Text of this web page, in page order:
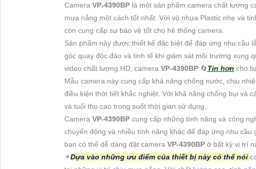
Camera VP-4390BP là một sản phẩm camera chất lượng
mưa nắng một cách tốt nhất. Với vỏ nhựa Plastic nhẹ và
còn cung cấp sự bảo vệ tốt cho hệ thống camera.
Sản phẩm này được thiết kế đặc biệt để đáp ứng nhu cầu
góc quay độc đáo và tinh tế khi giám sát môi trường xung
video chất lượng HD, camera VP-4390BP 🔄Tin hơn cho
Mẫu camera này cung cấp khả năng chống nước, chịu
điều kiện thời tiết khắc nghiệt. Với khả năng chống bụi và
và tuổi thọ cao trong suốt thời gian sử dụng.
Camera VP-4390BP cung cấp những tính năng và công
chuyển động và nhiều tính năng khác để đáp ứng nhu
bạn có thể dễ dàng đặt camera VP-4390BP ở bất kỳ vị trí
✴️Dựa vào những ưu điểm của thiết bị này có thể nói